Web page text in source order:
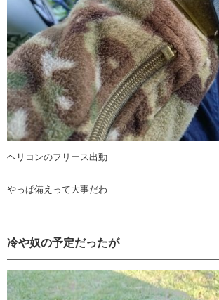
ヘリコンのフリース出動
やっぱ備えって大事だわ
冷や奴の予定だったが